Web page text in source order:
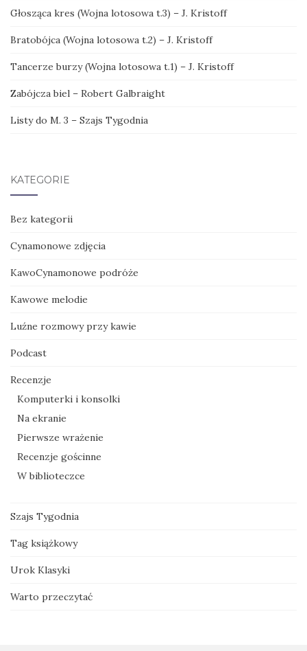
Głosząca kres (Wojna lotosowa t.3) – J. Kristoff
Bratobójca (Wojna lotosowa t.2) – J. Kristoff
Tancerze burzy (Wojna lotosowa t.1) – J. Kristoff
Zabójcza biel – Robert Galbraight
Listy do M. 3 – Szajs Tygodnia
KATEGORIE
Bez kategorii
Cynamonowe zdjęcia
KawoCynamonowe podróże
Kawowe melodie
Luźne rozmowy przy kawie
Podcast
Recenzje
Komputerki i konsolki
Na ekranie
Pierwsze wrażenie
Recenzje gościnne
W biblioteczce
Szajs Tygodnia
Tag książkowy
Urok Klasyki
Warto przeczytać